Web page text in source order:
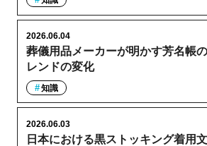
葬儀用品メーカーが明かす芳名帳
レンドの変化
2026.06.04
知識
日本における黒ストッキング着用
2026.06.03